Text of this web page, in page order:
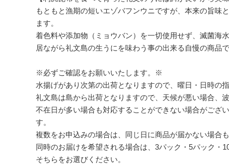
もともと漁期の短いエゾバフンウニですが、本来の旨味
ます。
着色料や添加物（ミョウバン）を一切使用せず、滅菌海
居ながら礼文島の生うにを味わう事の出来る自慢の商品で
※必ずご確認をお願いいたします。※
水揚げがあり次第の出荷となりますので、曜日・日時の
礼文島は島から出荷となりますので、天候が悪い場合、
不在日が多い場合も対応することができない場合がござ
す。
複数をお申込みの場合は、同じ日に商品が届かない場合
同時のお届けを希望される場合は、3パック・5パック・
そちらをお選びください。